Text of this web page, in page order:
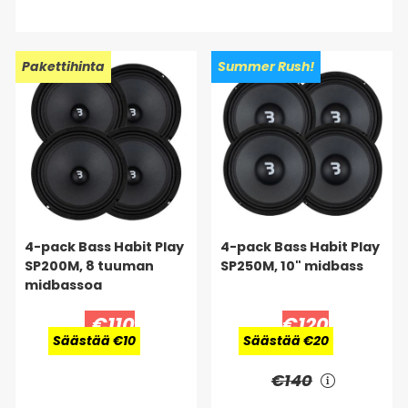
Pakettihinta
4-pack Bass Habit Play
SP200M, 8 tuuman
midbassoa
€110
Säästää €10
Summer Rush!
4-pack Bass Habit Play
SP250M, 10" midbass
€120
Säästää €20
€140